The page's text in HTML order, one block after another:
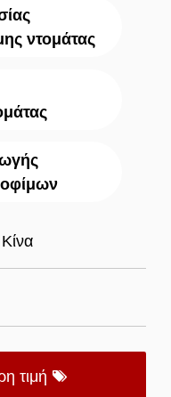
ντομάτας
τιμή